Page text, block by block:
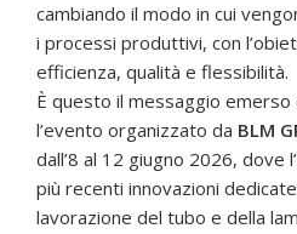
cambiando il modo in cui
i processi produttivi, con
efficienza, qualità e flessibilità.
È questo il messaggio
l’evento organizzato da BLM
dall’8 al 12 giugno 2026, dove
più recenti innovazioni
lavorazione del tubo e della